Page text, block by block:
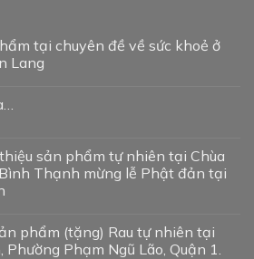
tại chuyên đề về sức khoẻ ở
Lang
sản phẩm tự nhiên tại Chùa
Bình Thạnh mừng lễ Phật đản tại
phẩm (tặng) Rau tự nhiên tại
Phạm Ngũ Lão, Quận 1.